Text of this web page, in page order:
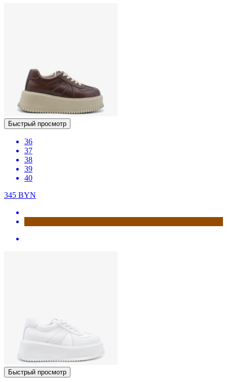
Быстрый просмотр
36
37
38
39
40
345 BYN
Быстрый просмотр